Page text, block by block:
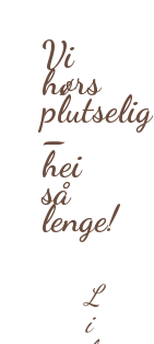
Vi
hørs
plutselig
–
hei
så
lenge!
L
i